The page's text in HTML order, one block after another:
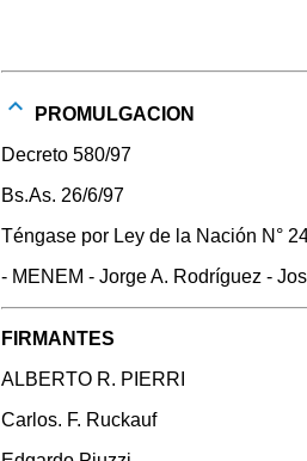
PROMULGACION
Decreto 580/97
Bs.As. 26/6/97
Téngase por Ley de la Nación N°
- MENEM - Jorge A. Rodríguez -
FIRMANTES
ALBERTO R. PIERRI
Carlos. F. Ruckauf